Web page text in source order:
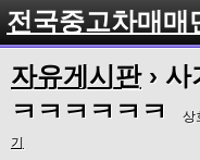
전국중고차매매
자유게시판› 사
ㅋㅋㅋㅋㅋㅋ
상
기